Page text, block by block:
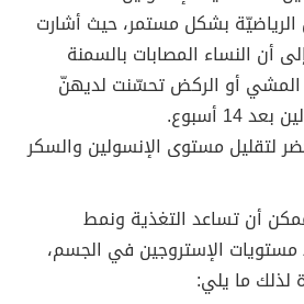
الرياضيّة بشكل مستمر، حيث أشارت
أن النساء المصابات بالسمنة
المشي أو الركض تحسّنت لديهنّ
أسبوع.
لتقليل مستوى الإنسولين والسكر
أن تساعد التغذية ونمط
الإستروجين في الجسم،
لذلك ما يلي: